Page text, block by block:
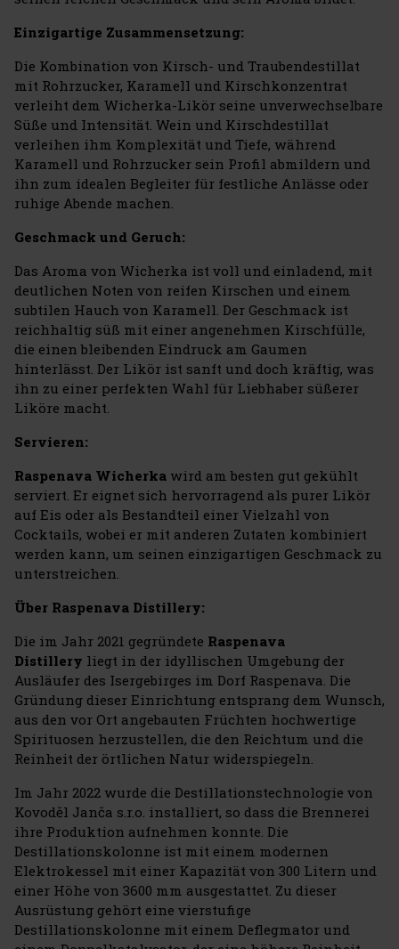
Einzigartige Zusammensetzung:
Die Kombination von Kirsch- und Traubendestillat
mit Rohrzucker, Karamell und Kirschkonzentrat
verleiht dem Wicherka-Likör seine unverwechselbare
Süße und Intensität. Wein und Kirschdestillat
verleihen ihm Komplexität und Tiefe, während
Karamell und Rohrzucker sein Profil abmildern und
ihn zum idealen Begleiter für festliche Anlässe oder
ruhige Abende machen.
Geschmack und Geruch:
Das Aroma von Wicherka ist voll und einladend, mit
deutlichen Noten von reifen Kirschen und einem
subtilen Hauch von Karamell. Der Geschmack ist
reichhaltig süß mit einer angenehmen Kirschfülle,
die einen bleibenden Eindruck am Gaumen
hinterlässt. Der Likör ist sanft und doch kräftig, was
ihn zu einer perfekten Wahl für Liebhaber süßerer
Liköre macht.
Servieren:
Raspenava Wicherka wird am besten gut gekühlt
serviert. Er eignet sich hervorragend als purer Likör
auf Eis oder als Bestandteil einer Vielzahl von
Cocktails, wobei er mit anderen Zutaten kombiniert
werden kann, um seinen einzigartigen Geschmack zu
unterstreichen.
Über Raspenava Distillery:
Die im Jahr 2021 gegründete Raspenava
Distillery liegt in der idyllischen Umgebung der
Ausläufer des Isergebirges im Dorf Raspenava. Die
Gründung dieser Einrichtung entsprang dem Wunsch,
aus den vor Ort angebauten Früchten hochwertige
Spirituosen herzustellen, die den Reichtum und die
Reinheit der örtlichen Natur widerspiegeln.
Im Jahr 2022 wurde die Destillationstechnologie von
Kovoděl Janča s.r.o. installiert, so dass die Brennerei
ihre Produktion aufnehmen konnte. Die
Destillationskolonne ist mit einem modernen
Elektrokessel mit einer Kapazität von 300 Litern und
einer Höhe von 3600 mm ausgestattet. Zu dieser
Ausrüstung gehört eine vierstufige
Destillationskolonne mit einem Deflegmator und